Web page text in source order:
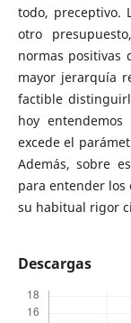
todo, preceptivo.
otro
normas positivas
mayor jerarquía
factible
hoy
excede el
Además, sobre
para entender los
su habitual rigor
Descargas